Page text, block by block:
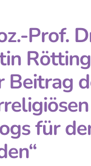
Prof.
Beitrag
für